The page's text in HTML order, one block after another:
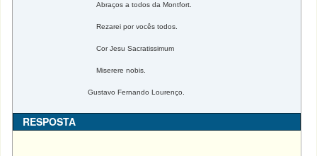
Abraços a todos da Montfort.
Rezarei por vocês todos.
Cor Jesu Sacratissimum
Miserere nobis.
Gustavo Fernando Lourenço.
RESPOSTA